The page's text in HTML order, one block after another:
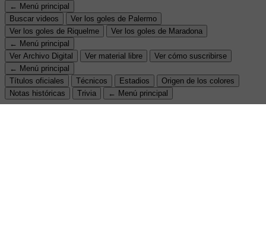
← Menú principal
Buscar videos
Ver los goles de Palermo
Ver los goles de Riquelme
Ver los goles de Maradona
← Menú principal
Ver Archivo Digital
Ver material libre
Ver cómo suscribirse
← Menú principal
Títulos oficiales
Técnicos Estadios
Origen de los colores
Notas históricas
Trivia ← Menú principal